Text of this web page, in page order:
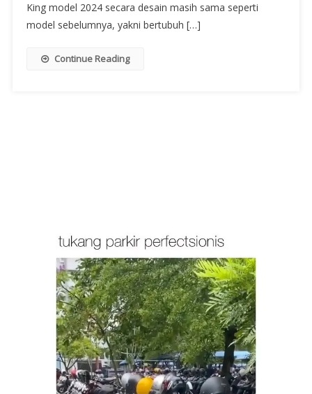
King model 2024 secara desain masih sama seperti
model sebelumnya, yakni bertubuh […]
Continue Reading